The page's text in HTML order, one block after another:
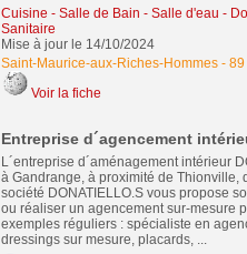
Cuisine - Salle de Bain - Salle d'eau -
Sanitaire
Mise à jour le 14/10/2024
Saint-Maurice-aux-Riches-Hommes- 89
Voir la fiche
Entreprise d´agencement
L´entreprise d´aménagement intérieur
à Gandrange, à proximité de Thionville,
société DONATIELLO.S vous propose
ou réaliser un agencement sur-mesure
exemples réguliers : spécialiste en
dressings sur mesure, placards, ...